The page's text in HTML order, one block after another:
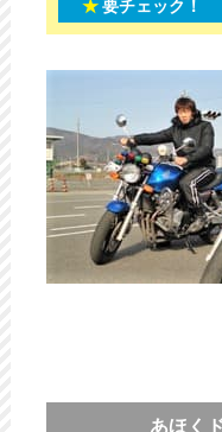
要チェック！
あほく